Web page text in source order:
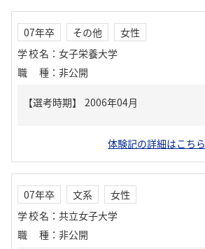
07年卒 その他
女性
学校名 ： 女子栄養大学
職種 ： 非公開
体験記の詳細はこちら
07年卒 文系
女性
学校名 ： 共立女子大学
職種 ： 非公開